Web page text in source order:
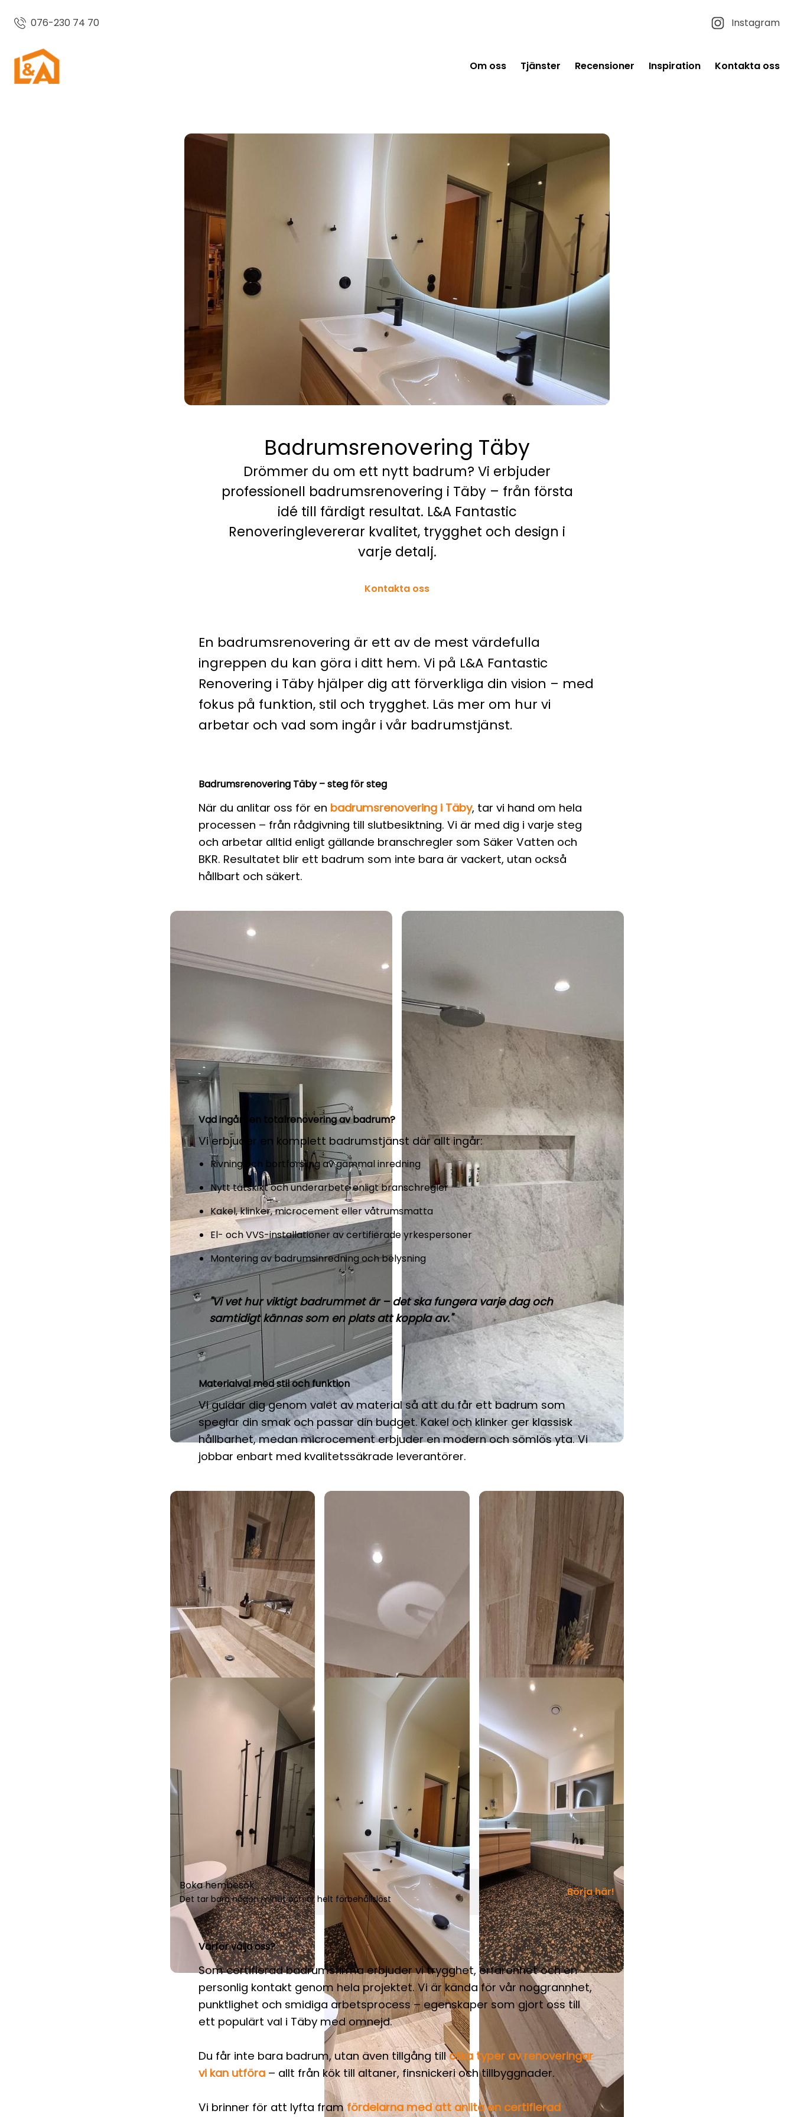
076-230 74 70 Instagram
Om oss Tjänster Recensioner Inspiration Kontakta oss
Badrumsrenovering Täby
Drömmer du om ett nytt badrum? Vi erbjuder
professionell badrumsrenovering i Täby – från första
idé till färdigt resultat. L&A Fantastic
Renoveringlevererar kvalitet, trygghet och design i
varje detalj.
Kontakta oss
En badrumsrenovering är ett av de mest värdefulla
ingreppen du kan göra i ditt hem. Vi på L&A Fantastic
Renovering i Täby hjälper dig att förverkliga din vision – med
fokus på funktion, stil och trygghet. Läs mer om hur vi
arbetar och vad som ingår i vår badrumstjänst.
Badrumsrenovering Täby – steg för steg
När du anlitar oss för en badrumsrenovering i Täby, tar vi hand om hela
processen – från rådgivning till slutbesiktning. Vi är med dig i varje steg
och arbetar alltid enligt gällande branschregler som Säker Vatten och
BKR. Resultatet blir ett badrum som inte bara är vackert, utan också
hållbart och säkert.
Vad ingår i en totalrenovering av badrum?
Vi erbjuder en komplett badrumstjänst där allt ingår:
Rivning och bortforsling av gammal inredning
Nytt tätskikt och underarbete enligt branschregler
Kakel, klinker, microcement eller våtrumsmatta
El- och VVS-installationer av certifierade yrkespersoner
Montering av badrumsinredning och belysning
"Vi vet hur viktigt badrummet är – det ska fungera varje dag och
samtidigt kännas som en plats att koppla av."
Materialval med stil och funktion
Vi guidar dig genom valet av material så att du får ett badrum som
speglar din smak och passar din budget. Kakel och klinker ger klassisk
hållbarhet, medan microcement erbjuder en modern och sömlös yta. Vi
jobbar enbart med kvalitetssäkrade leverantörer.
Boka hembesök
Det tar bara någon minut och är helt förbehållslöst
Börja här!
Varför välja oss?
Som certifierad badrumsfirma erbjuder vi trygghet, erfarenhet och en
personlig kontakt genom hela projektet. Vi är kända för vår noggrannhet,
punktlighet och smidiga arbetsprocess – egenskaper som gjort oss till
ett populärt val i Täby med omnejd.
Du får inte bara badrum, utan även tillgång tillolika typer av renoveringar
vi kan utföra – allt från kök till altaner, finsnickeri och tillbyggnader.
Vi brinner för att lyfta framfördelarna med att anlita en certifierad